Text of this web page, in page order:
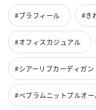
#ブラフィール #き
#オフィスカジュアル
#シアーリブカーディガン
#ペプラムニットプルオー